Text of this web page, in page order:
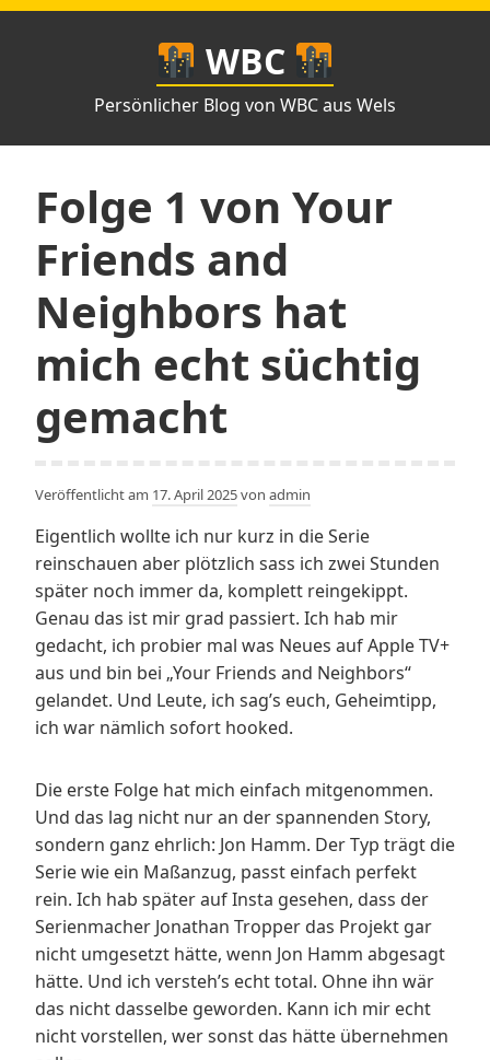
Zum
WBC
Persönlicher Blog von WBC aus Wels
Folge 1 von Your
Friends and
Neighbors hat
mich echt süchtig
gemacht
Veröffentlicht am 17. April 2025von admin
Eigentlich wollte ich nur kurz in die Serie
reinschauen aber plötzlich sass ich zwei Stunden
später noch immer da, komplett reingekippt.
Genau das ist mir grad passiert. Ich hab mir
gedacht, ich probier mal was Neues auf Apple TV+
aus und bin bei „Your Friends and Neighbors“
gelandet. Und Leute, ich sag’s euch, Geheimtipp,
ich war nämlich sofort hooked.
Die erste Folge hat mich einfach mitgenommen.
Und das lag nicht nur an der spannenden Story,
sondern ganz ehrlich: Jon Hamm. Der Typ trägt die
Serie wie ein Maßanzug, passt einfach perfekt
rein. Ich hab später auf Insta gesehen, dass der
Serienmacher Jonathan Tropper das Projekt gar
nicht umgesetzt hätte, wenn Jon Hamm abgesagt
hätte. Und ich versteh’s echt total. Ohne ihn wär
das nicht dasselbe geworden. Kann ich mir echt
nicht vorstellen, wer sonst das hätte übernehmen